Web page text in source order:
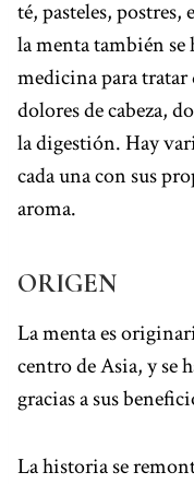
té, pasteles,
la menta también
medicina para tratar
dolores de cabeza,
la digestión. Hay
cada una con sus
aroma.
ORIGEN
La menta es
centro de Asia, y se
gracias a sus
La historia se